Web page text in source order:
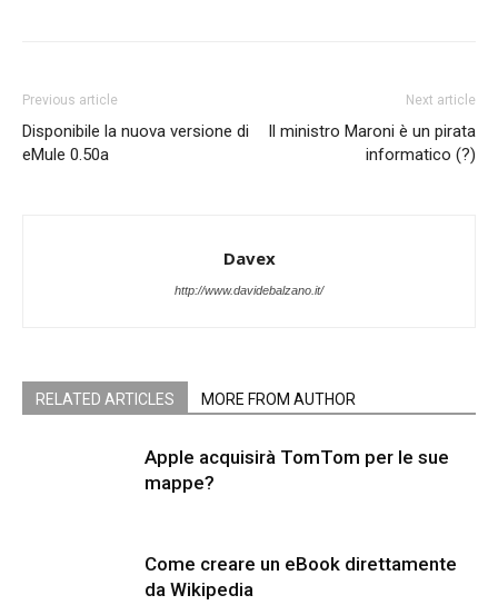
Previous article
Disponibile la nuova versione di
eMule 0.50a
Next article
Il ministro Maroni è un pirata
informatico (?)
Davex
http://www.davidebalzano.it/
RELATED ARTICLES MORE FROM AUTHOR
Apple acquisirà TomTom per le sue
mappe?
Come creare un eBook direttamente
da Wikipedia